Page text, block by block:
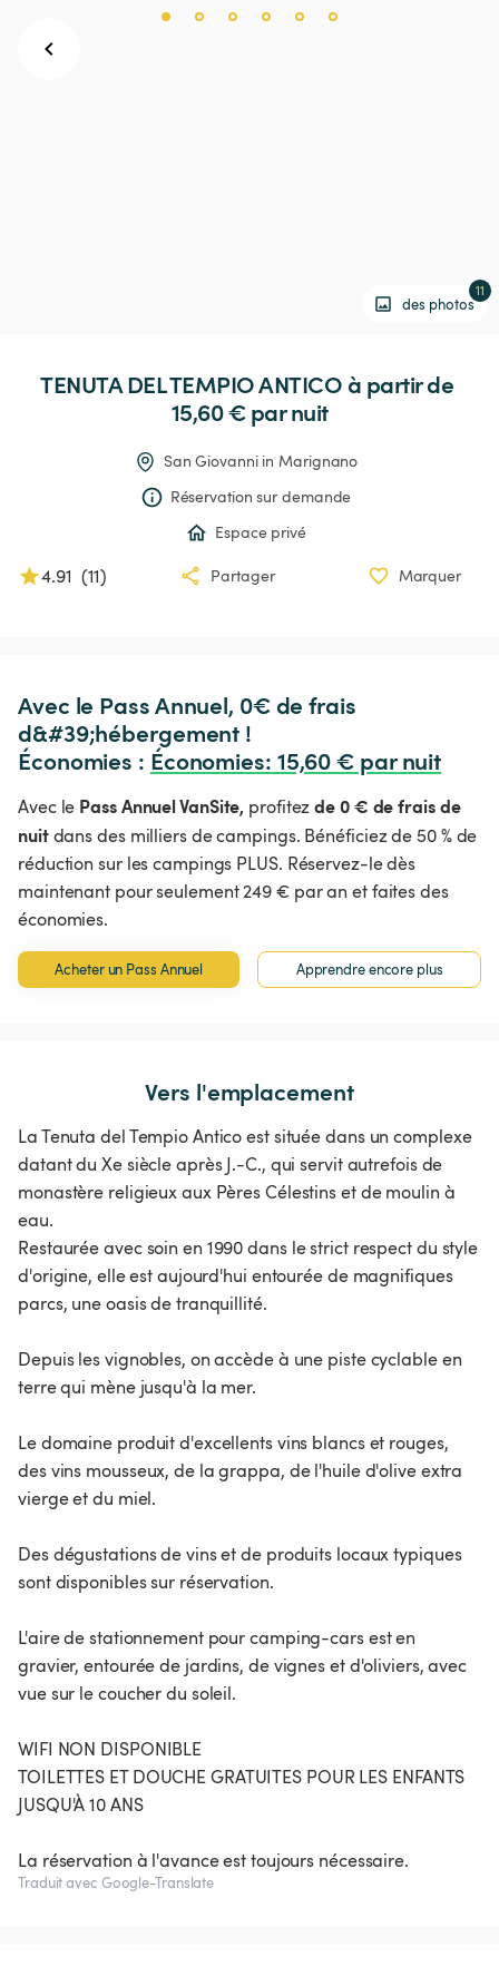
des photos
11
TENUTADELTEMPIOANTICO à partir de
15,60 € par nuit
San Giovanni in Marignano
Réservation sur demande
Espace privé
4.91 (11) Partager Marquer
Avec le Pass Annuel, 0€ de frais
d&#39;hébergement !
Économies : Économies: 15,60 € par nuit
Avec le Pass Annuel VanSite, profitezde 0 € de frais de
nuitdans des milliers de campings. Bénéficiez de 50 % de
réduction sur les campings PLUS. Réservez-le dès
maintenant pour seulement 249 € par an et faites des
économies.
Acheter un Pass Annuel Apprendre encore plus
Vers l'emplacement
La Tenuta del Tempio Antico est située dans un complexe
datant du Xe siècle après J.-C., qui servit autrefois de
monastère religieux aux Pères Célestins et de moulin à
eau.
Restaurée avec soin en 1990 dans le strict respect du style
d'origine, elle est aujourd'hui entourée de magnifiques
parcs, une oasis de tranquillité.
Depuis les vignobles, on accède à une piste cyclable en
terre qui mène jusqu'à la mer.
Le domaine produit d'excellents vins blancs et rouges,
des vins mousseux, de la grappa, de l'huile d'olive extra
vierge et du miel.
Des dégustations de vins et de produits locaux typiques
sont disponibles sur réservation.
L'aire de stationnement pour camping-cars est en
gravier, entourée de jardins, de vignes et d'oliviers, avec
vue sur le coucher du soleil.
WIFI NON DISPONIBLE
TOILETTES ET DOUCHE GRATUITES POUR LES ENFANTS
JUSQU'À 10 ANS
La réservation à l'avance est toujours nécessaire.
Traduit avec Google-Translate